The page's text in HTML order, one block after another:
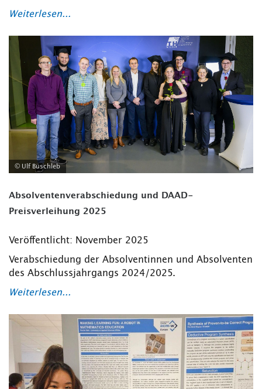
Weiterlesen...
© Ulf Büschleb
Absolventenverabschiedung und DAAD-
Preisverleihung 2025
Veröffentlicht: November 2025
Verabschiedung der Absolventinnen und Absolventen
des Abschlussjahrgangs 2024/2025.
Weiterlesen...